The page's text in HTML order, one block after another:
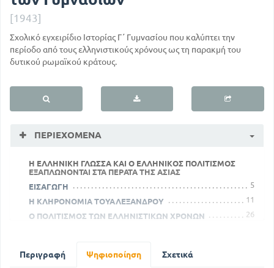
[1943]
Σχολικό εγχειρίδιο Ιστορίας Γ΄ Γυμνασίου που καλύπτει την
περίοδο από τους ελληνιστικούς χρόνους ως τη παρακμή του
δυτικού ρωμαϊκού κράτους.
ΠΕΡΙΕΧΌΜΕΝΑ
Η ΕΛΛΗΝΙΚΗ ΓΛΩΣΣΑ ΚΑΙ Ο ΕΛΛΗΝΙΚΟΣ ΠΟΛΙΤΙΣΜΟΣ
ΕΞΑΠΛΩΝΟΝΤΑΙ ΣΤΑ ΠΕΡΑΤΑ ΤΗΣ ΑΣΙΑΣ
ΕΙΣΑΓΩΓΗ
5
Η ΚΛΗΡΟΝΟΜΙΑ ΤΟΥΑΛΕΞΑΝΔΡΟΥ
11
Ο ΠΟΛΙΤΙΣΜΟΣ ΤΩΝ ΕΛΛΗΝΙΣΤΙΚΩΝ ΧΡΟΝΩΝ
26
ΟΙ ΡΩΜΑΙΟΙ ΓΙΝΟΝΤΑΙ ΚΟΣΜΟΚΡΑΤΟΡΕΣ
Περιγραφή Ψηφιοποίηση Σχετικά